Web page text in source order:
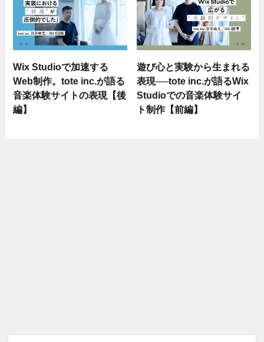
Wix Studioで加速する
Web制作。tote inc.が語る
音楽体験サイトの表現【後
編】
遊び心と実験から生まれる
表現──tote inc.が語るWix
Studioでの音楽体験サイ
ト制作【前編】